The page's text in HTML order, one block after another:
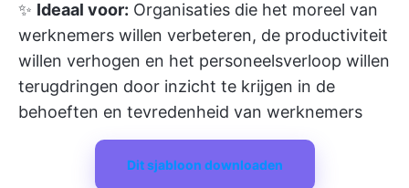
✨ Ideaal voor: Organisaties die het moreel van
werknemers willen verbeteren, de productiviteit
willen verhogen en het personeelsverloop willen
terugdringen door inzicht te krijgen in de
behoeften en tevredenheid van werknemers
Dit sjabloon downloaden